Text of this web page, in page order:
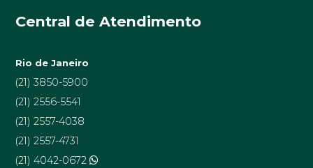
Central de Atendimento
Rio de Janeiro
(21) 3850-5900
(21) 2556-5541
(21) 2557-4038
(21) 2557-4731
(21) 4042-0672